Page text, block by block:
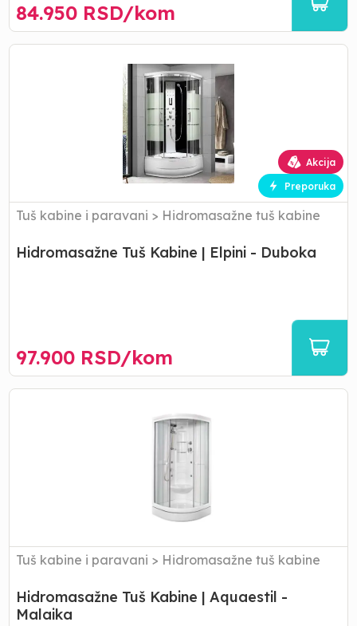
84.950 RSD/kom
Hidromasažne
Akcija
Preporuka
Tuš kabine i paravani > Hidromasažne tuš kabine
Hidromasažne Tuš Kabine | Elpini - Duboka
97.900 RSD/kom
Hidromasažne
Tuš kabine i paravani > Hidromasažne tuš kabine
Hidromasažne Tuš Kabine | Aquaestil -
Malaika